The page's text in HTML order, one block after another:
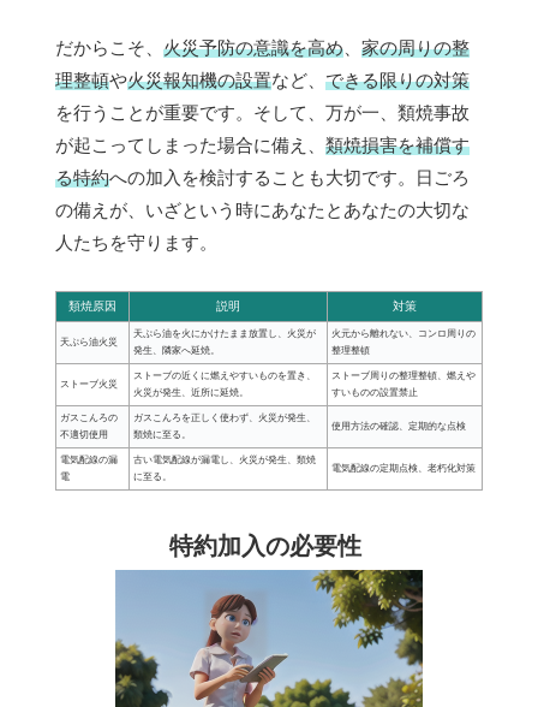
だからこそ、 火災予防の意識を高め
家の周りの整
理整頓や火災報知機の設置など、 できる限りの対策
を行うことが重要です。そして、万が一、類焼事故
が起こってしまった場合に備え、 類焼損害を補償す
る特約への加入を検討することも大切です。日ごろ
の備えが、いざという時にあなたとあなたの大切な
人たちを守ります。
類焼原因 説明 対策
天ぷら油火災
天ぷら油を火にかけたまま放置し、火災が
発生、隣家へ延焼。
火元から離れない、コンロ周りの
整理整頓
ストーブ火災
ストーブの近くに燃えやすいものを置き、
火災が発生、近所に延焼。
ストーブ周りの整理整頓、燃えや
すいものの設置禁止
ガスこんろの
不適切使用
ガスこんろを正しく使わず、火災が発生、
類焼に至る。
使用方法の確認、定期的な点検
電気配線の漏
電
古い電気配線が漏電し、火災が発生、類焼
に至る。
電気配線の定期点検、老朽化対策
特約加入の必要性